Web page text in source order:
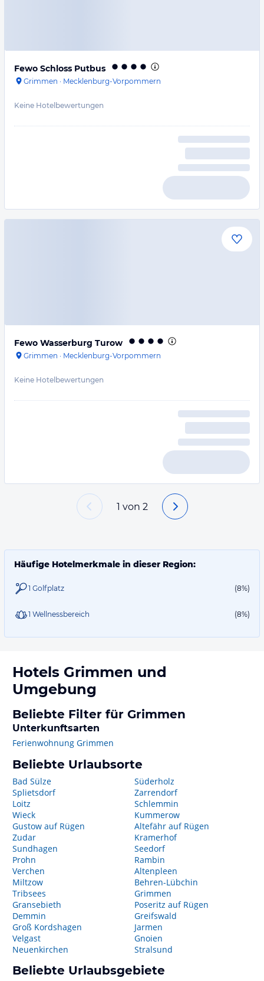
Fewo Schloss Putbus
Grimmen · Mecklenburg-Vorpommern
Keine Hotelbewertungen
Fewo Wasserburg Turow
Grimmen · Mecklenburg-Vorpommern
Keine Hotelbewertungen
1 von 2
Häufige Hotelmerkmale in dieser Region:
1 Golfplatz (8%)
1 Wellnessbereich (8%)
Hotels Grimmen und
Umgebung
Beliebte Filter für Grimmen
Unterkunftsarten
Ferienwohnung Grimmen
Beliebte Urlaubsorte
Bad Sülze
Splietsdorf
Loitz
Wieck
Gustow auf Rügen
Zudar
Sundhagen
Prohn
Verchen
Miltzow
Tribsees
Gransebieth
Demmin
Groß Kordshagen
Velgast
Neuenkirchen
Süderholz
Zarrendorf
Schlemmin
Kummerow
Altefähr auf Rügen
Kramerhof
Seedorf
Rambin
Altenpleen
Behren-Lübchin
Grimmen
Poseritz auf Rügen
Greifswald
Jarmen
Gnoien
Stralsund
Beliebte Urlaubsgebiete